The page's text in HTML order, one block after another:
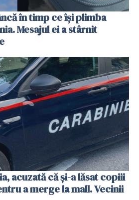
în timp ce își plimba
Mesajul ei a stârnit
acuzată că și-a lăsat copiii
a merge la mall. Vecinii